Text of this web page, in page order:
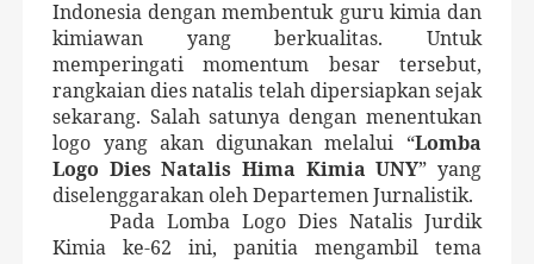
Indonesia dengan membentuk guru kimia dan
kimiawan yang berkualitas. Untuk
memperingati momentum besar tersebut,
rangkaian dies natalis telah dipersiapkan sejak
sekarang. Salah satunya dengan menentukan
logo yang akan digunakan melalui “Lomba
Logo Dies Natalis Hima Kimia UNY” yang
diselenggarakan oleh Departemen Jurnalistik.
Pada Lomba Logo Dies Natalis Jurdik
Kimia ke-62 ini, panitia mengambil tema